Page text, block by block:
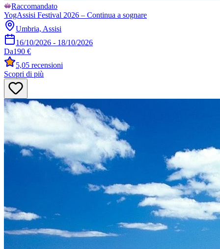
Raccomandato
YogAssisi Festival 2026 – Continua a sognare
Umbria, Assisi
16/10/2026 - 18/10/2026
Da190 €
5,05 recensioni
Scopri di più